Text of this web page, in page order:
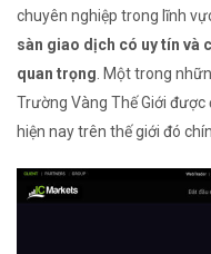
chuyên nghiệp trong lĩnh
sàn giao dịch có uy tín và
quan trọng. Một trong
Trường Vàng Thế Giới
hiện nay trên thế giới đó